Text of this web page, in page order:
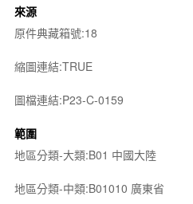
來源
原件典藏箱號:18
縮圖連結:TRUE
圖檔連結:P23-C-0159
範圍
地區分類-大類:B01 中國大陸
地區分類-中類:B01010 廣東省